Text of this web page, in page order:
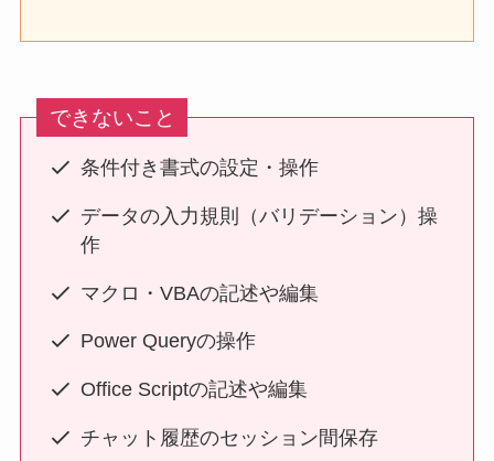
できないこと
条件付き書式の設定・操作
データの入力規則（バリデーション）操
作
マクロ・VBAの記述や編集
Power Queryの操作
Office Scriptの記述や編集
チャット履歴のセッション間保存